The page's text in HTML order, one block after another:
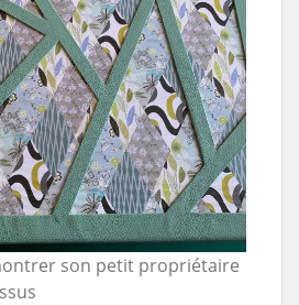
son petit propriétaire